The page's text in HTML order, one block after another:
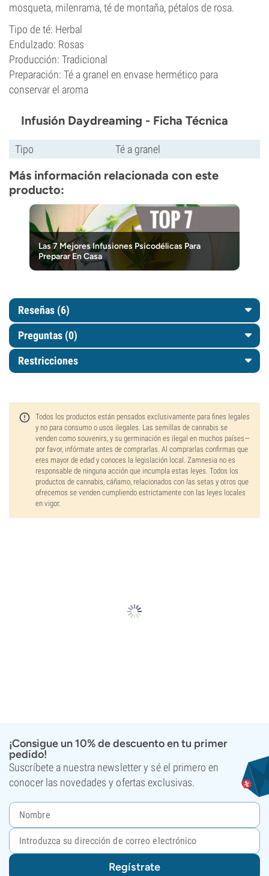
mosqueta, milenrama, té de montaña, pétalos de rosa.
Tipo de té: Herbal
Endulzado: Rosas
Producción: Tradicional
Preparación: Té a granel en envase hermético para
conservar el aroma
Infusión Daydreaming - Ficha Técnica
Tipo Té a granel
Más información relacionada con este
producto:
Las 7 Mejores Infusiones Psicodélicas Para
Preparar En Casa
Reseñas (6)
Preguntas (0)
Restricciones
Todos los productos están pensados exclusivamente para fines legales
y no para consumo o usos ilegales. Las semillas de cannabis se
venden como souvenirs, y su germinación es ilegal en muchos países—
por favor, infórmate antes de comprarlas. Al comprarlas confirmas que
eres mayor de edad y conoces la legislación local. Zamnesia no es
responsable de ninguna acción que incumpla estas leyes. Todos los
productos de cannabis, cáñamo, relacionados con las setas y otros que
ofrecemos se venden cumpliendo estrictamente con las leyes locales
en vigor.
¡Consigue un 10% de descuento en tu primer
pedido!
Suscríbete a nuestra newsletter y sé el primero en
conocer las novedades y ofertas exclusivas.
Regístrate